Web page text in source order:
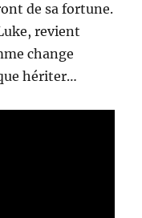
de sa fortune.
revient
change
hériter…